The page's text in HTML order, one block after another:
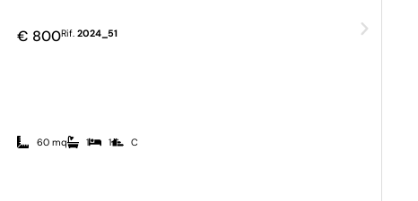
€ 800Rif. 2024_51
60 mq 1 1 C